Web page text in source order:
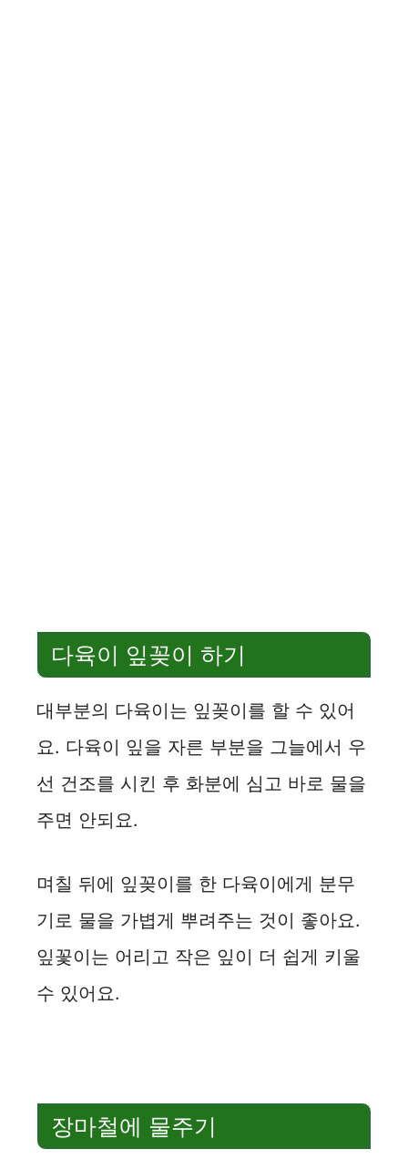
다육이 잎꽂이 하기
대부분의 다육이는 잎꽂이를 할 수 있어
요. 다육이 잎을 자른 부분을 그늘에서 우
선 건조를 시킨 후 화분에 심고 바로 물을
주면 안되요.
며칠 뒤에 잎꽂이를 한 다육이에게 분무
기로 물을 가볍게 뿌려주는 것이 좋아요.
잎꽃이는 어리고 작은 잎이 더 쉽게 키울
수 있어요.
장마철에 물주기